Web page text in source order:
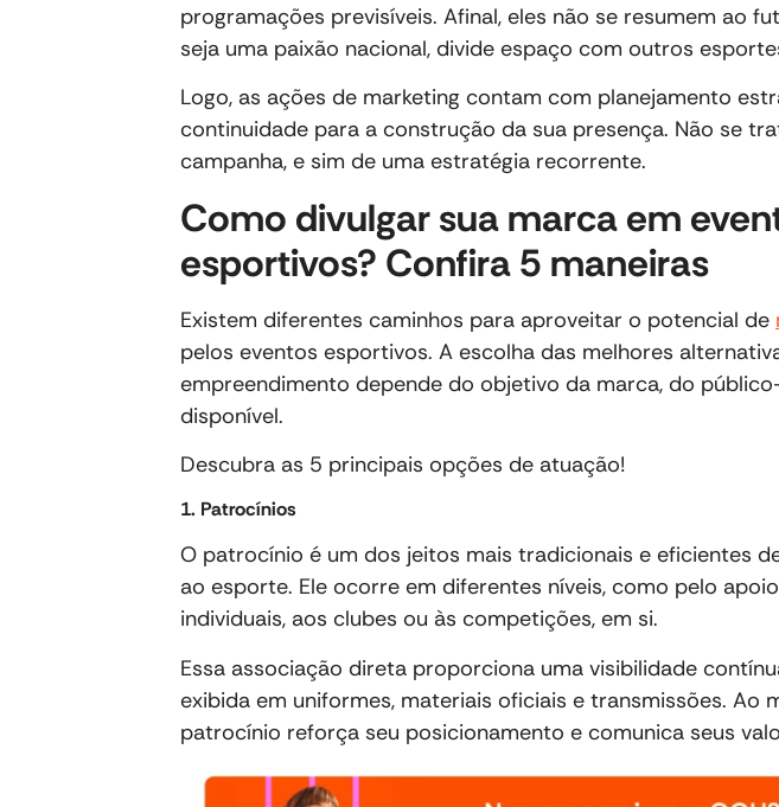
programações previsíveis. Afinal, eles não se resumem ao
seja uma paixão nacional, divide espaço com outros
Logo, as ações de marketing contam com planejamento
continuidade para a construção da sua presença. Não se
campanha, e sim de uma estratégia recorrente.
Como divulgar sua marca em
esportivos? Confira 5 maneiras
Existem diferentes caminhos para aproveitar o potencial de
pelos eventos esportivos. A escolha das melhores
empreendimento depende do objetivo da marca, do
disponível.
Descubra as 5 principais opções de atuação!
1. Patrocínios
O patrocínio é um dos jeitos mais tradicionais e eficientes
ao esporte. Ele ocorre em diferentes níveis, como pelo
individuais, aos clubes ou às competições, em si.
Essa associação direta proporciona uma visibilidade
exibida em uniformes, materiais oficiais e transmissões. Ao
patrocínio reforça seu posicionamento e comunica seus